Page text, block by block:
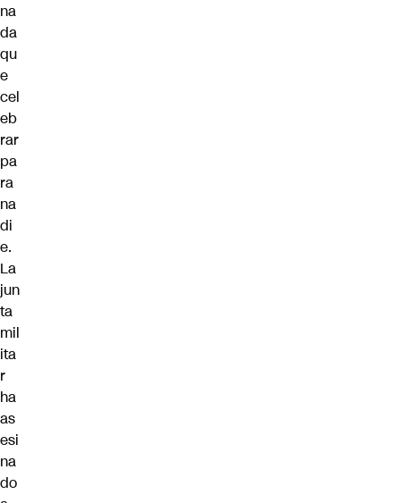
na
da
qu
e
cel
eb
rar
pa
ra
na
di
e.
La
jun
ta
mil
ita
r
ha
as
esi
na
do